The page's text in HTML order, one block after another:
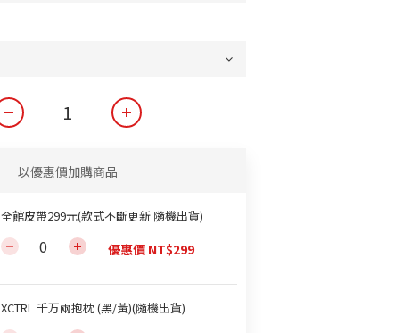
以優惠價加購商品
全館皮帶299元(款式不斷更新 隨機出貨)
優惠價 NT$299
XCTRL 千万兩抱枕 (黑/黃)(隨機出貨)